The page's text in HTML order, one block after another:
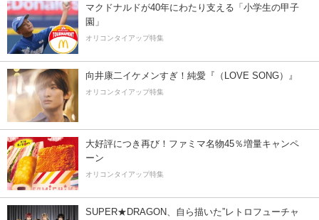
マクドナルドが40年にわたり支える「小学生の甲子
園」
オリコンタイアップ特集
向井康二イケメンすぎ！純愛『（LOVE SONG）』
オリコンタイアップ特集
大好評につき再び！ファミマ名物45％増量キャンペ
ーン
オリコンタイアップ特集
SUPER★DRAGON、自ら描いた”レトロフューチャ